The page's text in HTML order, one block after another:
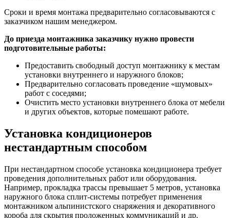
Сроки и время монтажа предварительно согласовываются с
заказчиком нашим менеджером.
До приезда монтажника заказчику нужно провести
подготовительные работы:
Предоставить свободный доступ монтажнику к местам
установки внутреннего и наружного блоков;
Предварительно согласовать проведение «шумовых»
работ с соседями;
Очистить место установки внутреннего блока от мебели
и других объектов, которые помешают работе.
Установка кондиционеров
нестандартным способом
При нестандартном способе установка кондиционера требует
проведения дополнительных работ или оборудования.
Например, прокладка трассы превышает 5 метров, установка
наружного блока сплит-системы потребует применения
монтажником альпинистского снаряжения и декоративного
короба для скрытия проложенных коммуникаций и др.